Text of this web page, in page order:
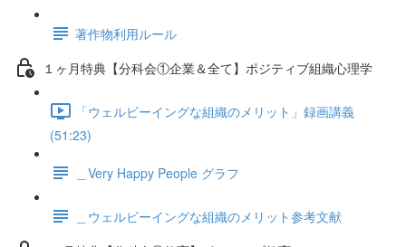
著作物利用ルール
１ヶ月特典【分科会①企業＆全て】ポジティブ組織心理学
「ウェルビーイングな組織のメリット」録画講義
(51:23)
＿Very Happy People グラフ
＿ウェルビーイングな組織のメリット参考文献